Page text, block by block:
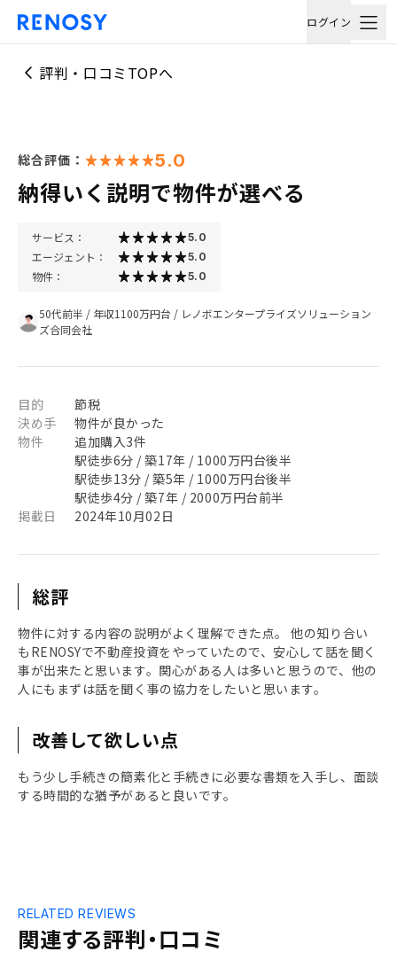
ログイン
評判・口コミTOPへ
総合評価： 5.0
納得いく説明で物件が選べる
サービス： 5.0
エージェント： 5.0
物件： 5.0
50代前半 / 年収1100万円台 / レノボエンタープライズソリューション
ズ合同会社
目的
節税
決め手
物件が良かった
物件
追加購入3件
駅徒歩6分 / 築17年 / 1000万円台後半
駅徒歩13分 / 築5年 / 1000万円台後半
駅徒歩4分 / 築7年 / 2000万円台前半
掲載日
2024年10月02日
総評
物件に対する内容の説明がよく理解できた点。 他の知り合い
もRENOSYで不動産投資をやっていたので、安心して話を聞く
事が出来たと思います。関心がある人は多いと思うので、他の
人にもまずは話を聞く事の協力をしたいと思います。
改善して欲しい点
もう少し手続きの簡素化と手続きに必要な書類を入手し、面談
する時間的な猶予があると良いです。
関連する評判・口コミ
RELATED REVIEWS